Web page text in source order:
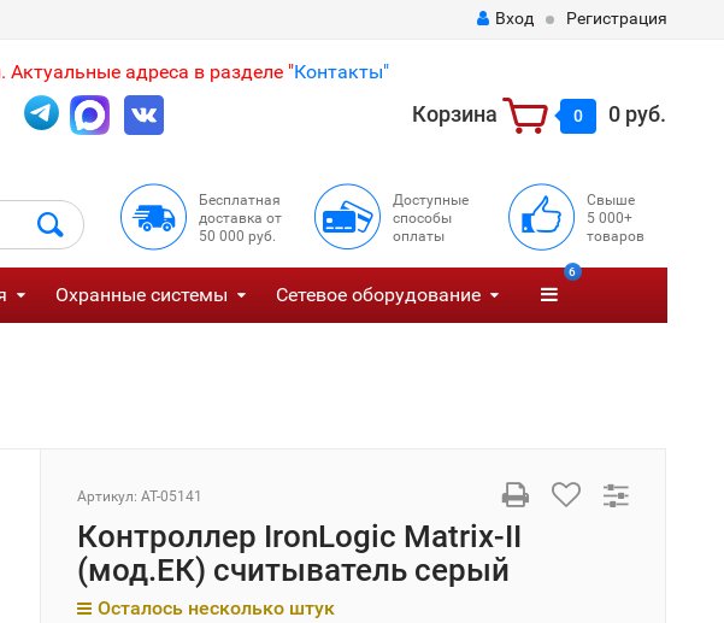
Вход Регистрация
адреса в разделе "Контакты"
Корзина 0 0 руб.
Бесплатная
доставка от
50 000 руб.
Доступные
способы
оплаты
Свыше
5 000+
товаров
Охранные системы Сетевое оборудование
6
Артикул: AT-05141
Контроллер IronLogic Matrix-II
(мод.ЕК) считыватель серый
Осталось несколько штук